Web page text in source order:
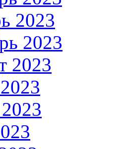
2023
2023
2023